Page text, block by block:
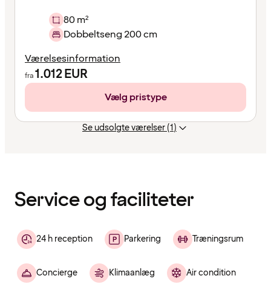
80 m²
Dobbeltseng 200 cm
Værelsesinformation
fra1.012EUR
Vælg pristype
Se udsolgte værelser (1)
Service og faciliteter
24 h reception Parkering Træningsrum
Concierge Klimaanlæg Air condition